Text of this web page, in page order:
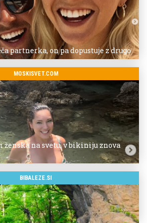
partnerka, on pa dopustuje z drugo
MOSKISVET.COM
ženska na svetu, v bikiniju znova
BIBALEZE.SI